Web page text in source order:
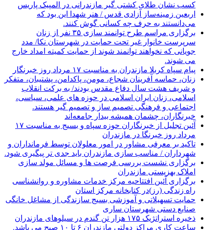
کسب نشان طلای کشتی گیر مازندرانی در المپیک پاریس
اربعین زمینه‌ساز آزادی قدس / هنر شهدا این بود که
می‌دانستند به حرف چه کسانی گوش کنند.
برگزاری مراسم طرح توانمند سازی ۳۵ نفر از زنان
سرپرست خانوار غیر تحت حمایت در شهرستان نکا/ مدد
جویانی که نخواهند توانمند شوند از حمایت کمیته امداد خارج
می شوند.
پیام سپاه کربلا مازندران به مناسبت ۱۷ مرداد روز خبرنگار
زنان، حماسه آفرینان شجاع، مومن، پاکدامن، پشتیبان، متفکر
و شریف هشت سال دفاع مقدس بودند/ به برکت انقلاب
اسلامی، زنان ایران اسلامی در حوزه های علمی، سیاسی،
اجتماعی و فرهنگی تصمیم ساز و تصمیم گیر هستند.
خبرنگاران، چشمان همیشه بیدار جامعه‌اند
آئین تجلیل از خبرنگاران حوزه سپاه و بسیج به مناسبت ۱۷
مرداد روز خبرنگا در مازندران
تاکید بر معرفی مشاور در امور معلولان توسط فرمانداران و
شهرداران / مناسب سازی مازندران باید جدی تر پیگیری شود.
برگزاری نشست بررسی فرصت ها و مسائل مولد سازی
املاک بهزیستی مازندران
برگزاری آئین افتتاحیه مرکز خدمات مشاوره و روانشناسی
راه زندگی (رز)در کتابخانه مرکز استان
حمایت تسهیلاتی و آموزشی بسیج سازندگی از مشاغل خانگی
صنایع دستی شهرستان ساری
ذخیره استراتژیک ۱۷۵ هزار تن گندم در سیلوهای مازندران
ساعت کاری مراکز دولتی مازندران ۶ تا ۱۰ صبح می باشد.